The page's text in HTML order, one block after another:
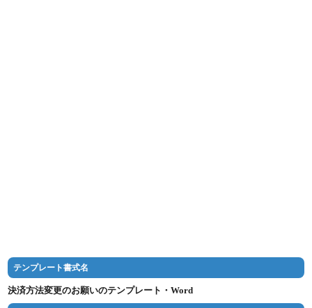
テンプレート書式名
決済方法変更のお願いのテンプレート・Word